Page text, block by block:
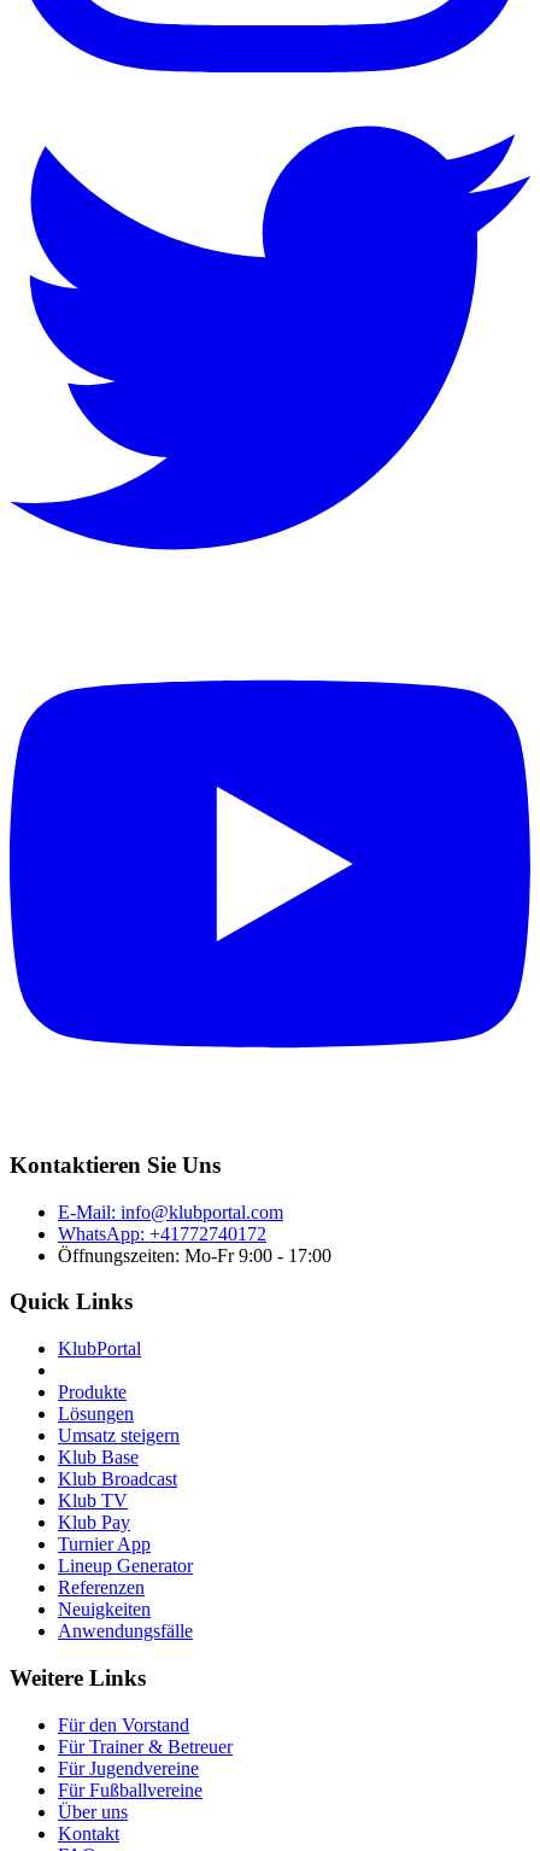
Kontaktieren Sie Uns
E-Mail: info@klubportal.com
WhatsApp: +41772740172
Öffnungszeiten: Mo-Fr 9:00 - 17:00
Quick Links
KlubPortal
Produkte
Lösungen
Umsatz steigern
Klub Base
Klub Broadcast
Klub TV
Klub Pay
Turnier App
Lineup Generator
Referenzen
Neuigkeiten
Anwendungsfälle
Weitere Links
Für den Vorstand
Für Trainer & Betreuer
Für Jugendvereine
Für Fußballvereine
Über uns
Kontakt